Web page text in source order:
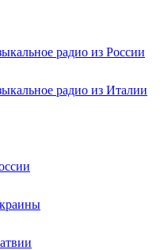
радио из России
радио из Италии